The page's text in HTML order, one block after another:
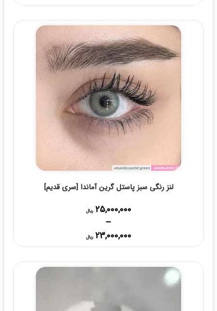
through
15,000,000 ریال
لنز رنگی سبز پاستل گرین آماندا [سری قدیم]
25,000,000 ریال
–
23,000,000 ریال
Price
range:
through